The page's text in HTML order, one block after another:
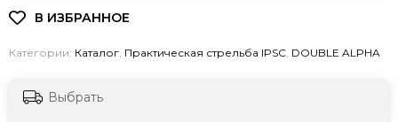
Категории: Каталог, Практическая стрельба IPSC, DOUBLE ALPHA
Выбрать